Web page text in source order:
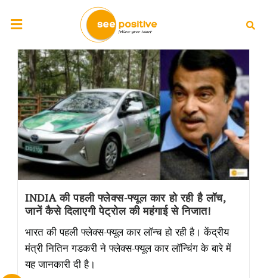
INDIA की पहली फ्लेक्स-फ्यूल कार हो रही है लॉच,
जानें कैसे दिलाएगी पेट्रोल की महंगाई से निजात!
भारत की पहली फ्लेक्स-फ्यूल कार लॉन्च हो रही है। केंद्रीय
मंत्री नितिन गडकरी ने फ्लेक्स-फ्यूल कार लॉन्चिंग के बारे में
यह जानकारी दी है।